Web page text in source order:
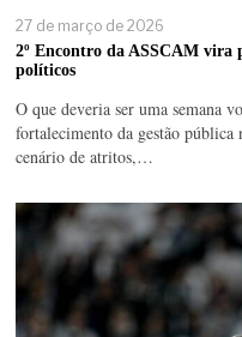
27 de março de 2026
2º Encontro da ASSCAM vira
políticos
O que deveria ser uma semana
fortalecimento da gestão
cenário de atritos,…